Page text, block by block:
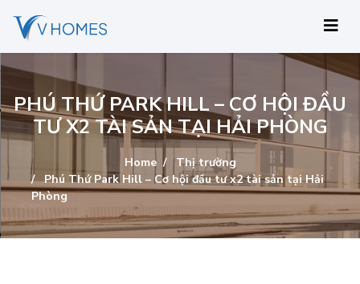
PHÚ THỨ PARK HILL – CƠ HỘI ĐẦU
TƯ X2 TÀI SẢN TẠI HẢI PHÒNG
Home
Thị trường
Phú Thứ Park Hill – Cơ hội đầu tư x2 tài sản tại Hải
Phòng